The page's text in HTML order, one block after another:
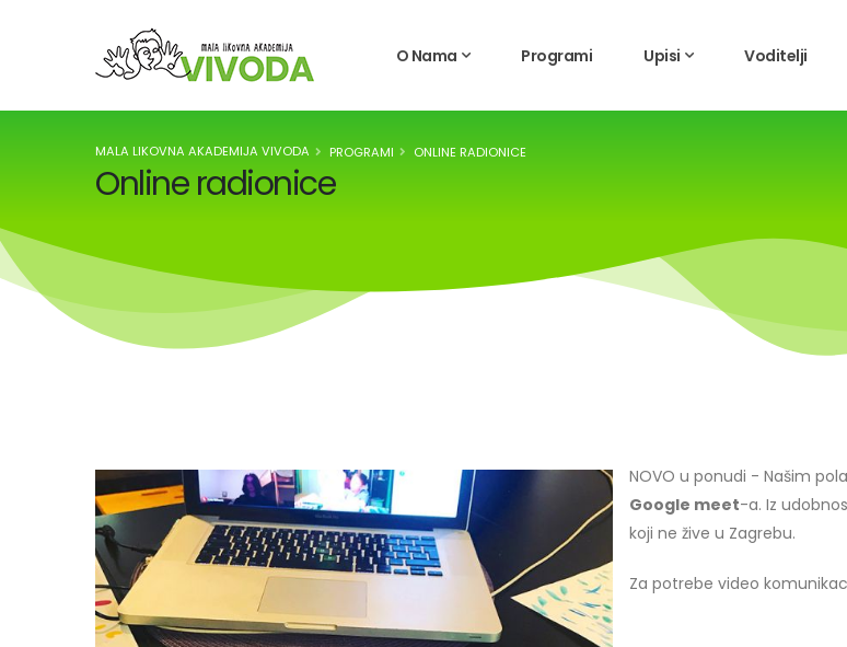
O Nama Programi Upisi Voditelji
MALA LIKOVNA AKADEMIJA VIVODA PROGRAMI ONLINE RADIONICE
Online radionice
NOVO u ponudi - Našim
Google meet-a. Iz
koji ne žive u Zagrebu.
Za potrebe video